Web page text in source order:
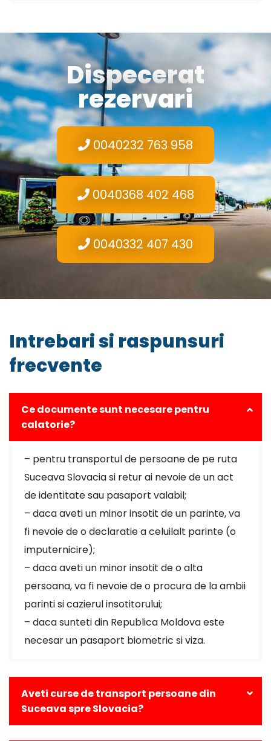
Dispecerat
rezervari
0040232 763 958
0040368 402 468
0040332 407 430
Intrebari si raspunsuri
frecvente
Ce documente sunt necesare pentru
calatorie?
– pentru transportul de persoane de pe ruta
Suceava Slovacia si retur ai nevoie de un act
de identitate sau pasaport valabil;
– daca aveti un minor insotit de un parinte, va
fi nevoie de o declaratie a celuilalt parinte (o
imputernicire);
– daca aveti un minor insotit de o alta
persoana, va fi nevoie de o procura de la ambii
parinti si cazierul insotitorului;
– daca sunteti din Republica Moldova este
necesar un pasaport biometric si viza.
Aveti curse de transport persoane din
Suceava spre Slovacia?